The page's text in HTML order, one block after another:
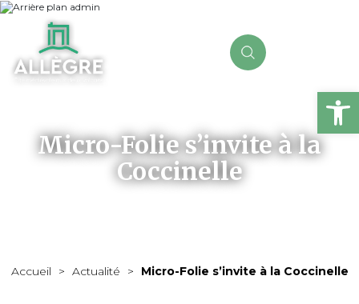
Micro-Folie s’invite à la
Coccinelle
Accueil > Actualité > Micro-Folie s’invite à la Coccinelle